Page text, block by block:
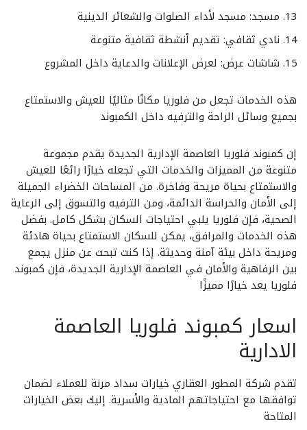
مسجد: مسجد لأداء الصلوات والشعائر الدينية
نادي ثقافي: تقديم أنشطة ثقافية متنوعة
شاشات عرض: لعرض الإعلانات والدعاية داخل المشروع
هذه الخدمات تجعل من فلوريا مكانًا مثاليًا للعيش والاستمتاع
بجميع وسائل الراحة والترفيه داخل الكمبوند
إن كمبوند فلوريا العاصمة الإدارية الجديدة يقدم مجموعة
متنوعة من المميزات والخدمات التي تجعله خيارًا رائعًا للعيش
والاستمتاع بحياة مريحة وفاخرة. من المساحات الخضراء الجميلة
إلى الأمان والحراسة الدائمة، ومن الترفيه والتسوق إلى الرعاية
الصحية، فإن فلوريا يلبي احتياجات السكان بشكل كامل. بفضل
هذه الخدمات والمرافق، يمكن للسكان الاستمتاع بحياة هادئة
ومريحة داخل بيئة آمنة وحديثة. إذا كنت تبحث عن منزل يجمع
بين الرفاهية والأمان في العاصمة الإدارية الجديدة، فإن كمبوند
فلوريا يعد خيارًا مميزًا
اسعار كمبوند فلوريا العاصمة
الادارية
تقدم شركة المطور العقاري خيارات سداد مرنة للعملاء لضمان
توافقها مع احتياجاتهم المادية والأسرية. إليك بعض الخيارات
المتاحة